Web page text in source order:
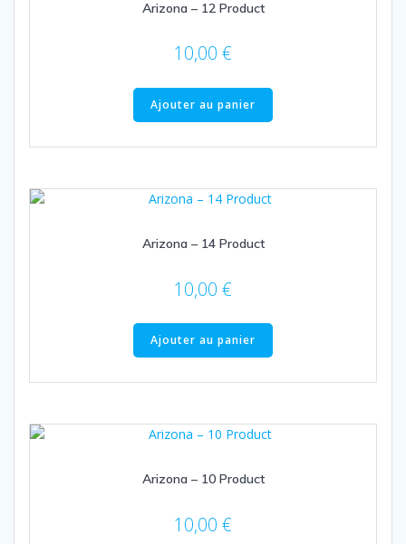
Arizona – 12 Product
10,00 €
Ajouter au panier
Arizona – 14 Product
10,00 €
Ajouter au panier
Arizona – 10 Product
10,00 €